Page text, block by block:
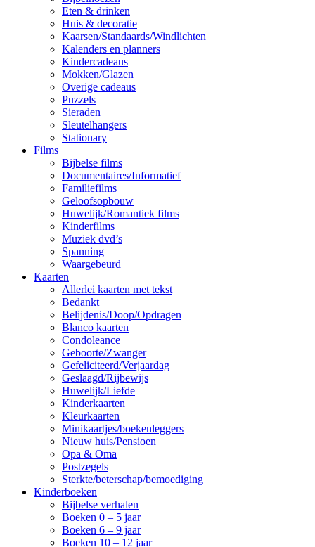
Eten & drinken
Huis & decoratie
Kaarsen/Standaards/Windlichten
Kalenders en planners
Kindercadeaus
Mokken/Glazen
Overige cadeaus
Puzzels
Sieraden
Sleutelhangers
Stationary
Films
Bijbelse films
Documentaires/Informatief
Familiefilms
Geloofsopbouw
Huwelijk/Romantiek films
Kinderfilms
Muziek dvd’s
Spanning
Waargebeurd
Kaarten
Allerlei kaarten met tekst
Bedankt
Belijdenis/Doop/Opdragen
Blanco kaarten
Condoleance
Geboorte/Zwanger
Gefeliciteerd/Verjaardag
Geslaagd/Rijbewijs
Huwelijk/Liefde
Kinderkaarten
Kleurkaarten
Minikaartjes/boekenleggers
Nieuw huis/Pensioen
Opa & Oma
Postzegels
Sterkte/beterschap/bemoediging
Kinderboeken
Bijbelse verhalen
Boeken 0 – 5 jaar
Boeken 6 – 9 jaar
Boeken 10 – 12 jaar